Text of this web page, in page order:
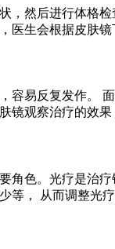
，然后进行体格
医生会根据皮肤
容易反复发作。
镜观察治疗的效
角色。光疗是治
等， 从而调整光